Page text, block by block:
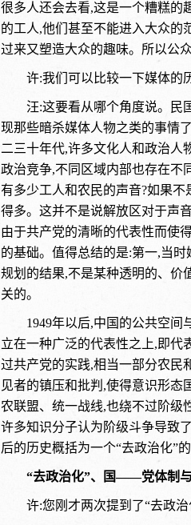
很多人还会去看,这是一个糟糕的
的工人,他们甚至不能进入大众的
过来又塑造大众的趣味。所以公
许:我们可以比较一下媒体的
汪:这要看从哪个角度说。民
现那些暗杀媒体人物之类的事情
二三十年代,许多文化人和政治人
政治竞争,不同区域内部也存在
有多少工人和农民的声音?如果
得多。这并不是说解放区对于声
由于共产党的清晰的代表性而使
的基础。值得总结的是:第一,当
规划的结果,不是某种透明的、价
关的。
1949年以后,中国的公共空
立在一种广泛的代表性之上,即代
过共产党的实践,相当一部分农民
见者的镇压和批判,使得意识形态
农联盟、统一战线,也绕不过阶级
许多知识分子认为阶级斗争导致
后的历史概括为一个“去政治化”
“去政治化”、国——党体制
许:您刚才两次提到了“去政